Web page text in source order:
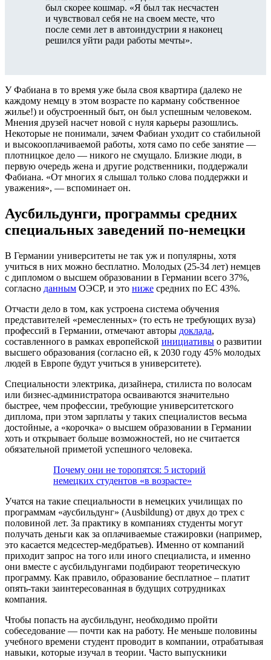
был скорее кошмар. «Я был так несчастен
и чувствовал себя не на своем месте, что
после семи лет в автоиндустрии я наконец
решился уйти ради работы мечты».
У Фабиана в то время уже была своя квартира (далеко не
каждому немцу в этом возрасте по карману собственное
жилье!) и обустроенный быт, он был успешным человеком.
Мнения друзей насчет новой с нуля карьеры разошлись.
Некоторые не понимали, зачем Фабиан уходит со стабильной
и высокооплачиваемой работы, хотя само по себе занятие —
плотницкое дело — никого не смущало. Близкие люди, в
первую очередь жена и другие родственники, поддержали
Фабиана. «От многих я слышал только слова поддержки и
уважения», — вспоминает он.
Аусбильдунги, программы средних
специальных заведений по-немецки
В Германии университеты не так уж и популярны, хотя
учиться в них можно бесплатно. Молодых (25-34 лет) немцев
с дипломом о высшем образовании в Германии всего 37%,
согласно данным ОЭСР, и это ниже средних по ЕС 43%.
Отчасти дело в том, как устроена система обучения
представителей «ремесленных» (то есть не требующих вуза)
профессий в Германии, отмечают авторы доклада,
составленного в рамках европейской инициативы о развитии
высшего образования (согласно ей, к 2030 году 45% молодых
людей в Европе будут учиться в университете).
Специальности электрика, дизайнера, стилиста по волосам
или бизнес-администратора осваиваются значительно
быстрее, чем профессии, требующие университетского
диплома, при этом зарплаты у таких специалистов весьма
достойные, а «корочка» о высшем образовании в Германии
хоть и открывает больше возможностей, но не считается
обязательной приметой успешного человека.
Почему они не торопятся: 5 историй
немецких студентов «в возрасте»
Учатся на такие специальности в немецких училищах по
программам «аусбильдунг» (Ausbildung) от двух до трех с
половиной лет. За практику в компаниях студенты могут
получать деньги как за оплачиваемые стажировки (например,
это касается медсестер-медбратьев). Именно от компаний
приходит запрос на того или иного специалиста, и именно
они вместе с аусбильдунгами подбирают теоретическую
программу. Как правило, образование бесплатное – платит
опять-таки заинтересованная в будущих сотрудниках
компания.
Чтобы попасть на аусбильдунг, необходимо пройти
собеседование — почти как на работу. Не меньше половины
учебного времени студент проводит в компании, отрабатывая
навыки, которые изучал в теории. Часто выпускники